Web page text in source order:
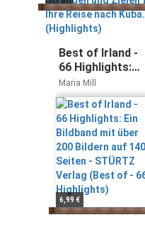
Best of Irland -
66 Highlights:
Ein Bildband mit
über 200 Bildern
auf 140 Seiten -
STÜRTZ Verlag
(Best of - 66
Highlights)
Maria Mill
6,99 €